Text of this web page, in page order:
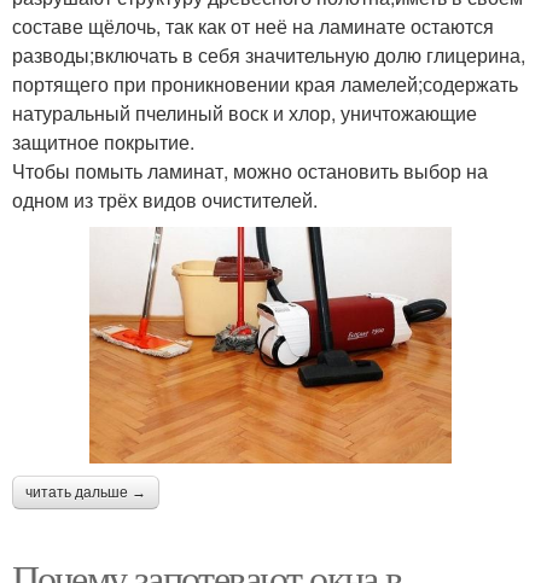
составе щёлочь, так как от неё на ламинате остаются
разводы;включать в себя значительную долю глицерина,
портящего при проникновении края ламелей;содержать
натуральный пчелиный воск и хлор, уничтожающие
защитное покрытие.
Чтобы помыть ламинат, можно остановить выбор на
одном из трёх видов очистителей.
читать дальше →